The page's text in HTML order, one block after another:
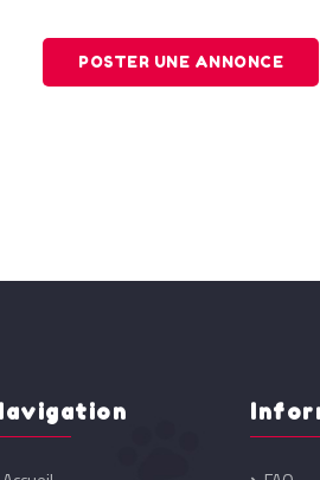
POSTER UNE ANNONCE